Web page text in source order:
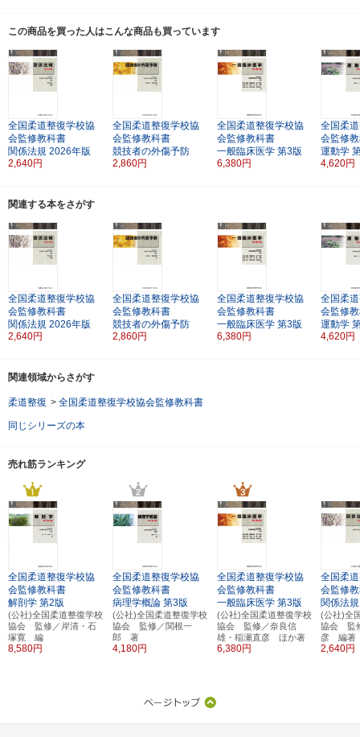
この商品を買った人はこんな商品も買っています
全国柔道整復学校協
会監修教科書
関係法規 2026年版
2,640円
全国柔道整復学校協
会監修教科書
競技者の外傷予防
2,860円
全国柔道整復学校協
会監修教科書
一般臨床医学 第3版
6,380円
全国柔
会監修
運動学
4,620円
関連する本をさがす
全国柔道整復学校協
会監修教科書
関係法規 2026年版
2,640円
全国柔道整復学校協
会監修教科書
競技者の外傷予防
2,860円
全国柔道整復学校協
会監修教科書
一般臨床医学 第3版
6,380円
全国柔
会監修
運動学
4,620円
関連領域からさがす
柔道整復 > 全国柔道整復学校協会監修教科書
同じシリーズの本
売れ筋ランキング
全国柔道整復学校協
会監修教科書
解剖学 第2版
(公社)全国柔道整復学校
協会 監修／岸清・石
塚寛 編
8,580円
全国柔道整復学校協
会監修教科書
病理学概論 第3版
(公社)全国柔道整復学校
協会 監修／関根一
郎 著
4,180円
全国柔道整復学校協
会監修教科書
一般臨床医学 第3版
(公社)全国柔道整復学校
協会 監修／奈良信
雄・稲瀬直彦 ほか著
6,380円
全国柔
会監修
関係法規
(公社)全
協会 監
彦 編著
2,640円